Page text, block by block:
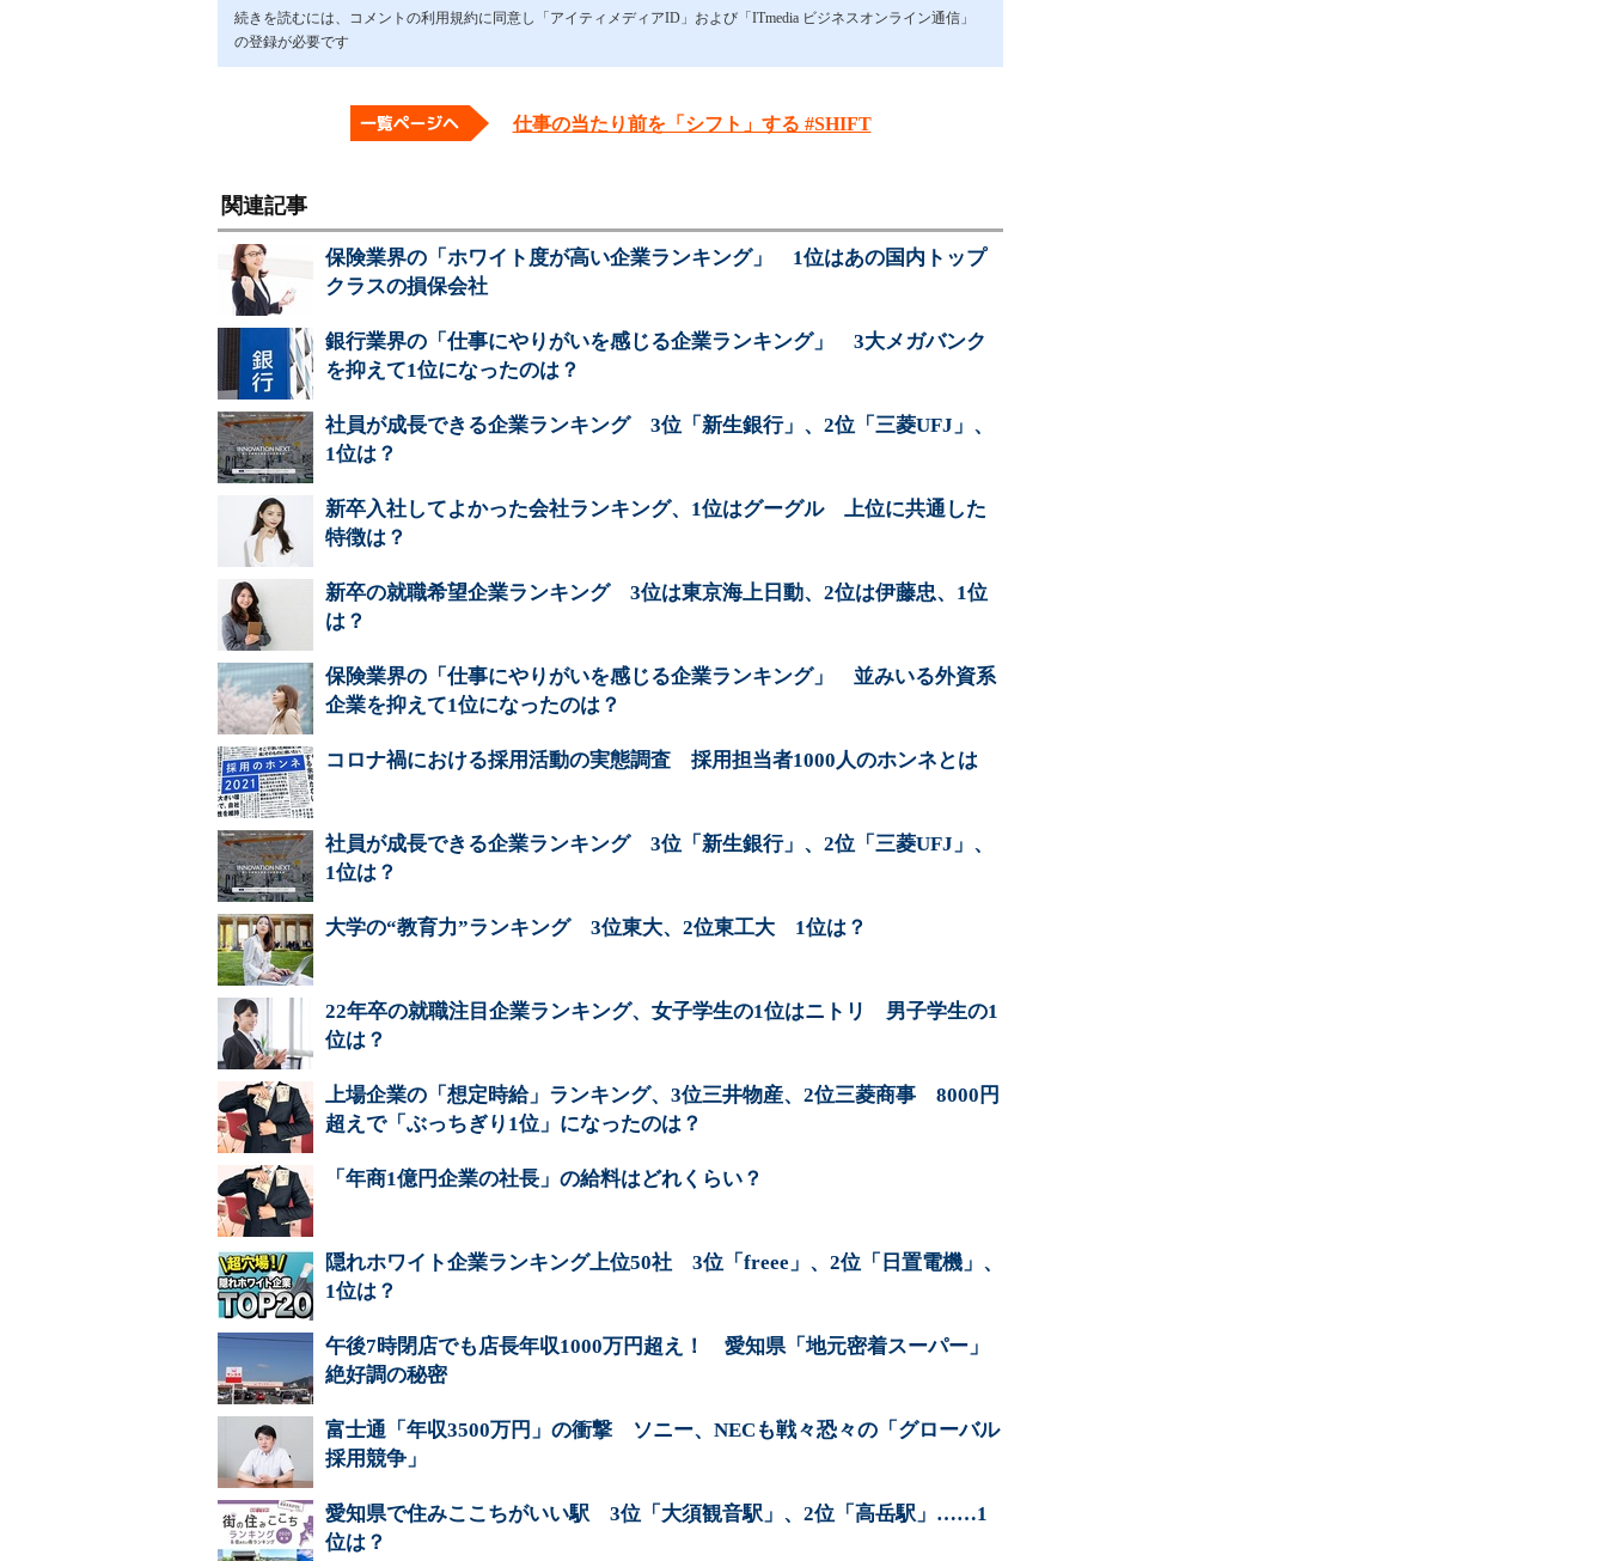
続きを読むには、コメントの利用規約に同意し「アイティメディアID」および「ITmedia ビジネスオンライン通信」
の登録が必要です
仕事の当たり前を「シフト」する #SHIFT
関連記事
保険業界の「ホワイト度が高い企業ランキング」 1位はあの国内トップ
クラスの損保会社
銀行業界の「仕事にやりがいを感じる企業ランキング」 3大メガバンク
を抑えて1位になったのは？
社員が成長できる企業ランキング 3位「新生銀行」、2位「三菱UFJ」、
1位は？
新卒入社してよかった会社ランキング、1位はグーグル 上位に共通した
特徴は？
新卒の就職希望企業ランキング 3位は東京海上日動、2位は伊藤忠、1位
は？
保険業界の「仕事にやりがいを感じる企業ランキング」 並みいる外資系
企業を抑えて1位になったのは？
コロナ禍における採用活動の実態調査 採用担当者1000人のホンネとは
社員が成長できる企業ランキング 3位「新生銀行」、2位「三菱UFJ」、
1位は？
大学の“教育力”ランキング 3位東大、2位東工大 1位は？
22年卒の就職注目企業ランキング、女子学生の1位はニトリ 男子学生の1
位は？
上場企業の「想定時給」ランキング、3位三井物産、2位三菱商事 8000円
超えで「ぶっちぎり1位」になったのは？
「年商1億円企業の社長」の給料はどれくらい？
隠れホワイト企業ランキング上位50社 3位「freee」、2位「日置電機」、
1位は？
午後7時閉店でも店長年収1000万円超え！ 愛知県「地元密着スーパー」
絶好調の秘密
富士通「年収3500万円」の衝撃 ソニー、NECも戦々恐々の「グローバル
採用競争」
愛知県で住みここちがいい駅 3位「大須観音駅」、2位「高岳駅」……1
位は？